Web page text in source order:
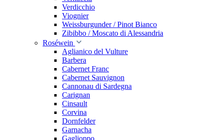
Verdicchio
Viognier
Weissburgunder / Pinot Bianco
Zibibbo / Moscato di Alessandria
Roséwein
Aglianico del Vulture
Barbera
Cabernet Franc
Cabernet Sauvignon
Cannonau di Sardegna
Carignan
Cinsault
Corvina
Dornfelder
Garnacha
Gaglioppo